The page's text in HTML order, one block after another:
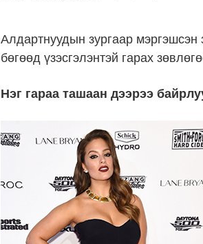
Алдартнуудын зургаар мэргэшсэн
бөгөөд үзэсгэлэнтэй гарах
Нэг гараа ташаан дээрээ